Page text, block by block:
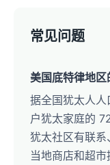
常见问题
美国底特律地区
据全国犹太人
户犹太家庭的
犹太社区有联系
当地商店和超